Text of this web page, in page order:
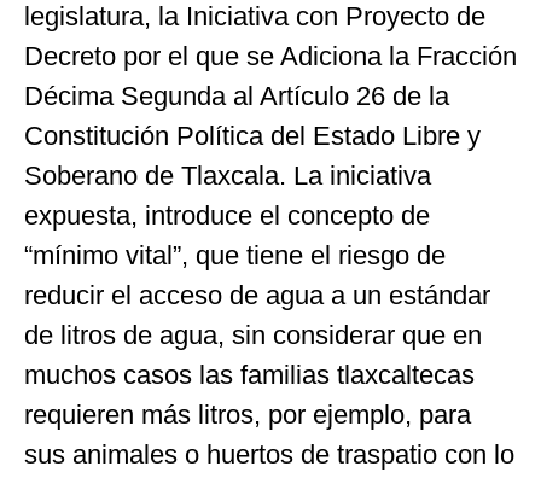
legislatura, la Iniciativa con Proyecto de
Decreto por el que se Adiciona la Fracción
Décima Segunda al Artículo 26 de la
Constitución Política del Estado Libre y
Soberano de Tlaxcala. La iniciativa
expuesta, introduce el concepto de
“mínimo vital”, que tiene el riesgo de
reducir el acceso de agua a un estándar
de litros de agua, sin considerar que en
muchos casos las familias tlaxcaltecas
requieren más litros, por ejemplo, para
sus animales o huertos de traspatio con lo